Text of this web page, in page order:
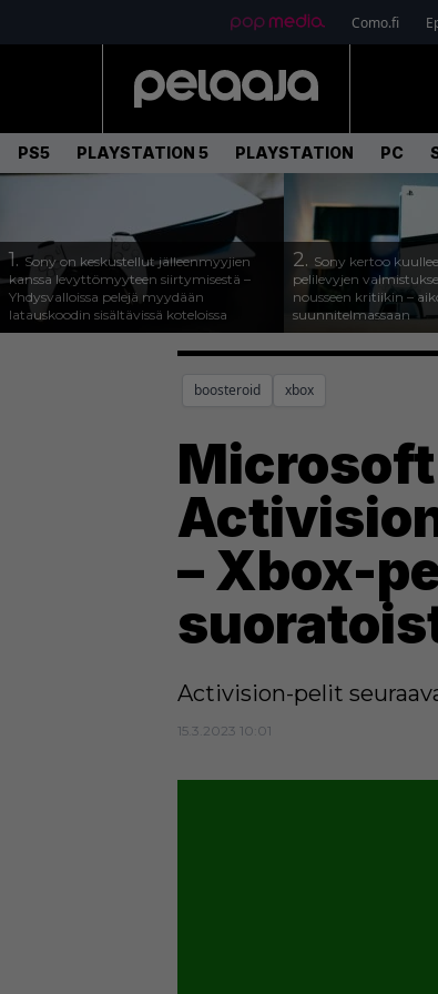
Como.fi
PS5 PLAYSTATION 5 PLAYSTATION PC
1.Sony on keskustellut jälleenmyyjien
kanssa levyttömyyteen siirtymisestä –
Yhdysvalloissa pelejä myydään
latauskoodin sisältävissä koteloissa
2. Sony kertoo
pelilevyjen
nousseen kritiikin –
suunnitelmassaan
boosteroid xbox
– Xbox-
Activision-pelit
15.3.2023 10:01